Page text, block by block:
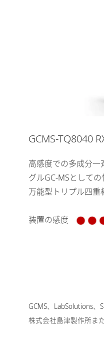
GCMS-TQ8040
高感度での多成分
グルGC-MSとして
万能型トリプル四重
装置の感度
GCMS、LabSolutions
株式会社島津製作所ま